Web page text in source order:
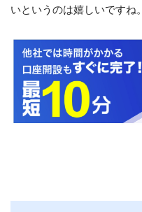
いというのは嬉しいですね。